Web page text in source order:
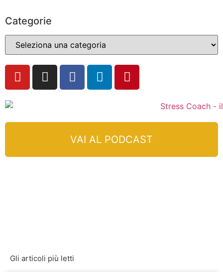
Categorie
VAI AL PODCAST
Gli articoli più letti